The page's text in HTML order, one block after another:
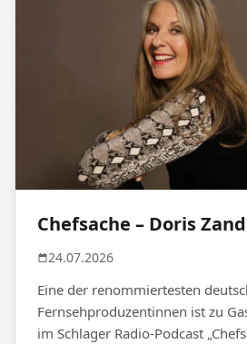
Chefsache – Doris
24.07.2026
Eine der renommiertesten
Fernsehproduzentinnen ist zu
im Schlager Radio-Podcast